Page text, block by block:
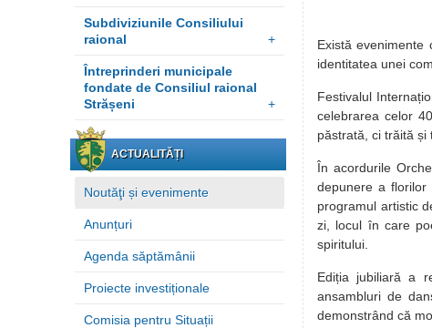
Subdiviziunile Consiliului
raional
+
Întreprinderi municipale
fondate de Consiliul raional
Strășeni
+
ACTUALITĂȚI
Noutăţi și evenimente
Anunțuri
Agenda săptămânii
Proiecte investiționale
Comisia pentru Situații
Există evenimente
identitatea unei
Festivalul
celebrarea celor
păstrată, ci trăită și
În acordurile
depunere a florilor
programul artistic
zi, locul în care
spiritului.
Ediția jubiliară a
ansambluri de
demonstrând că